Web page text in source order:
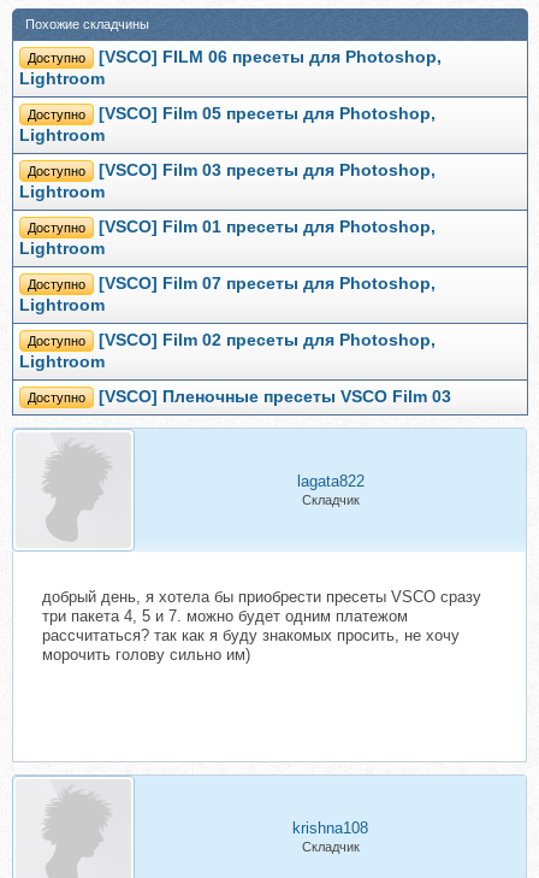
Похожие складчины
Доступно
[VSCO] FILM 06 пресеты для Photoshop,
Lightroom
Доступно
[VSCO] Film 05 пресеты для Photoshop,
Lightroom
Доступно
[VSCO] Film 03 пресеты для Photoshop,
Lightroom
Доступно
[VSCO] Film 01 пресеты для Photoshop,
Lightroom
Доступно
[VSCO] Film 07 пресеты для Photoshop,
Lightroom
Доступно
[VSCO] Film 02 пресеты для Photoshop,
Lightroom
Доступно [VSCO] Пленочные пресеты VSCO Film 03
lagata822
Складчик
добрый день, я хотела бы приобрести пресеты VSCO сразу
три пакета 4, 5 и 7. можно будет одним платежом
рассчитаться? так как я буду знакомых просить, не хочу
морочить голову сильно им)
krishna108
Складчик